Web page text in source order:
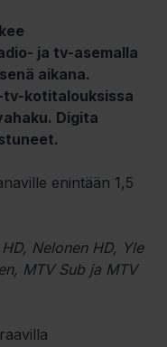
ja tv-asemalla
aikana.
kotitalouksissa
Digita
enintään 1,5
Nelonen HD, Yle
MTV Sub ja MTV